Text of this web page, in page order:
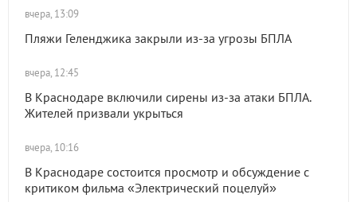
вчера, 13:09
Пляжи Геленджика закрыли из-за угрозы БПЛА
вчера, 12:45
В Краснодаре включили сирены из-за атаки БПЛА.
Жителей призвали укрыться
вчера, 10:16
В Краснодаре состоится просмотр и обсуждение с
критиком фильма «Электрический поцелуй»